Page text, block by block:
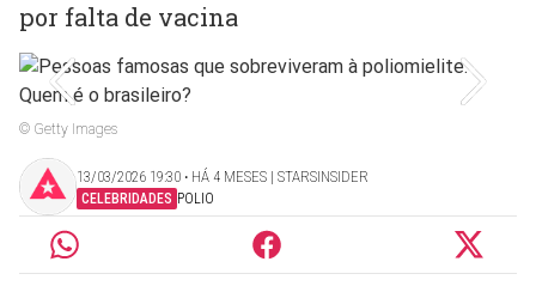
por falta de vacina
© Getty Images
13/03/2026 19:30 ‧ HÁ 4 MESES | STARSINSIDER
CELEBRIDADES POLIO